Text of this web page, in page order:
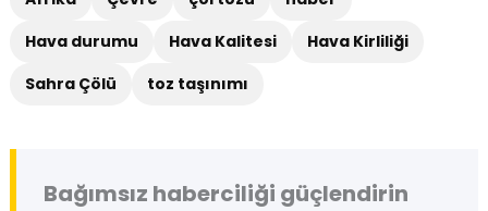
Hava durumu
Hava Kalitesi
Hava Kirliliği
Sahra Çölü
toz taşınımı
Bağımsız haberciliği güçlendirin